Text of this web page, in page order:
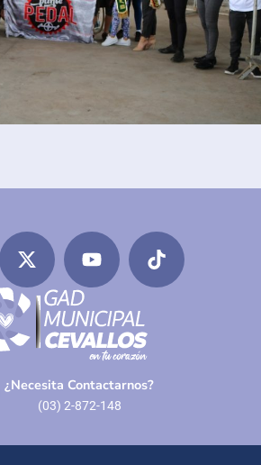
¿Necesita Contactarnos?
(03) 2-872-148